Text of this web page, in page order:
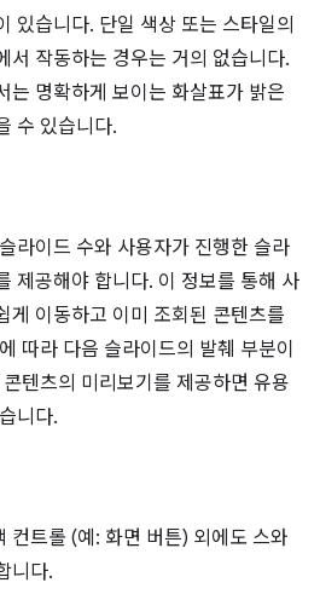
있습니다. 단일 색상 또는 스타일의
서 작동하는 경우는 거의 없습니다.
는 명확하게 보이는 화살표가 밝은
수 있습니다.
라이드 수와 사용자가 진행한 슬라
제공해야 합니다. 이 정보를 통해 사
게 이동하고 이미 조회된 콘텐츠를
따라 다음 슬라이드의 발췌 부분이
텐츠의 미리보기를 제공하면 유용
니다.
컨트롤 (예: 화면 버튼) 외에도 스와
니다.